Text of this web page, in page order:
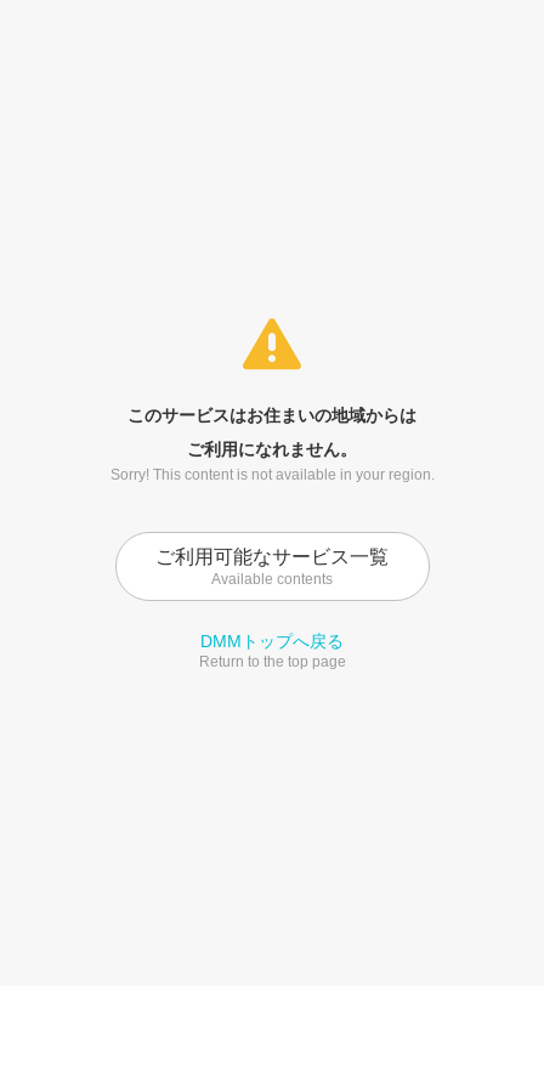
このサービスはお住まいの地域からは
ご利用になれません。
Sorry! This content is not available in your region.
ご利用可能なサービス一覧
Available contents
DMMトップへ戻る
Return to the top page